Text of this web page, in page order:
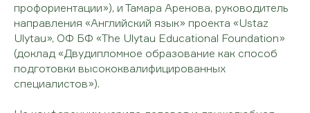
профориентации»), и Тамара Аренова, руководитель
направления «Английский язык» проекта «Ustaz
Ulytau», ОФ БФ «The Ulytau Educational Foundation»
(доклад «Двудипломное образование как способ
подготовки высококвалифицированных
специалистов»).